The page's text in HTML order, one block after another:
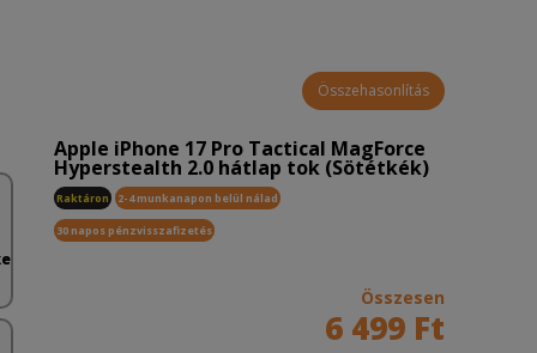
Összehasonlítás
Apple iPhone 17 Pro Tactical MagForce
Hyperstealth 2.0 hátlap tok (Sötétkék)
Raktáron 2-4 munkanapon belül nálad
30 napos pénzvisszafizetés
Összesen
6 499 Ft